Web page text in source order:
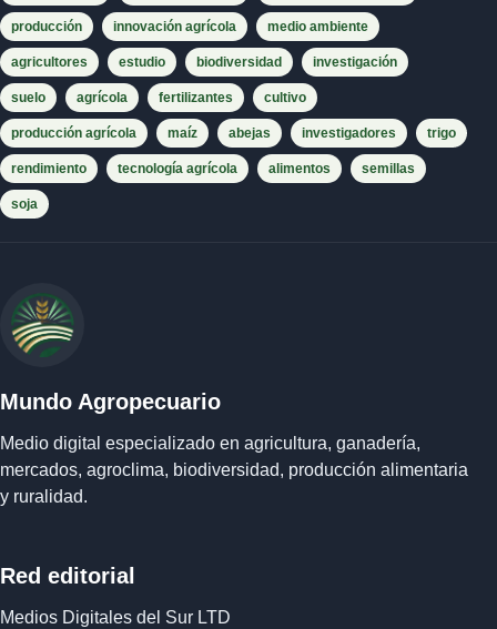
producción innovación agrícola medio ambiente
agricultores estudio biodiversidad investigación
suelo agrícola fertilizantes cultivo
producción agrícola maíz abejas investigadores trigo
rendimiento tecnología agrícola alimentos semillas
soja
Mundo Agropecuario
Medio digital especializado en agricultura, ganadería,
mercados, agroclima, biodiversidad, producción alimentaria
y ruralidad.
Red editorial
Medios Digitales del Sur LTD